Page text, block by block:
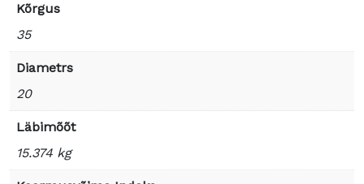
Kõrgus
35
Diametrs
20
Läbimõõt
15.374 kg